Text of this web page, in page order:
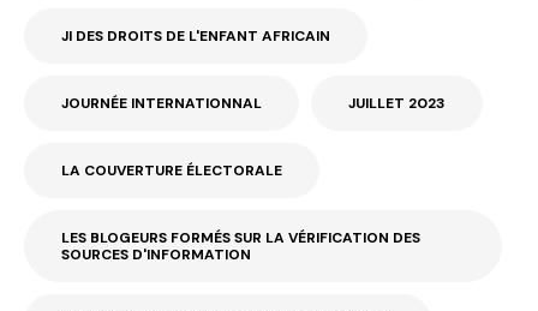
JI DES DROITS DE L'ENFANT AFRICAIN
JOURNÉE INTERNATIONNAL JUILLET 2023
LA COUVERTURE ÉLECTORALE
LES BLOGEURS FORMÉS SUR LA VÉRIFICATION DES
SOURCES D'INFORMATION